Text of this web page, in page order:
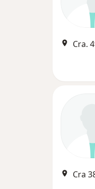
Cra.
Cra